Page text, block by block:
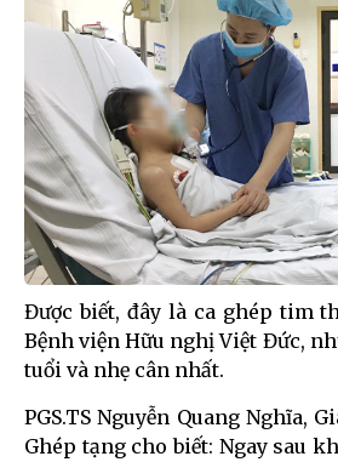
Được biết, đây là ca ghép tim
Bệnh viện Hữu nghị Việt Đức,
tuổi và nhẹ cân nhất.
PGS.TS Nguyễn Quang Nghĩa,
Ghép tạng cho biết: Ngay sau